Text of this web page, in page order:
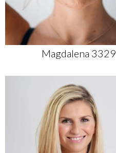
Magdalena 3329